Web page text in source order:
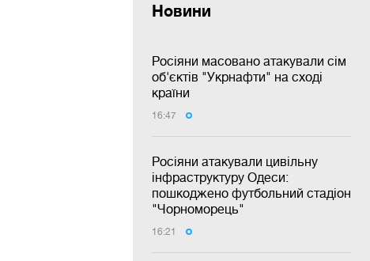
Новини
Росіяни масовано атакували сім
об'єктів "Укрнафти" на сході
країни
16:47
Росіяни атакували цивільну
інфраструктуру Одеси:
пошкоджено футбольний стадіон
"Чорноморець"
16:21